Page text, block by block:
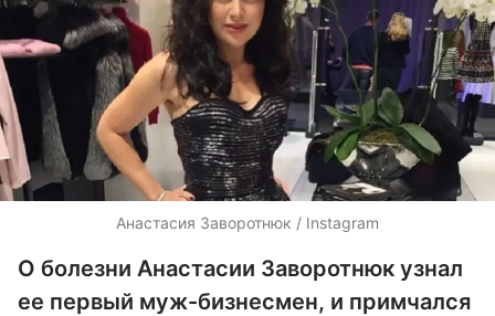
Анастасия Заворотнюк / Instagram
О болезни Анастасии Заворотнюк узнал
ее первый муж-бизнесмен, и примчался